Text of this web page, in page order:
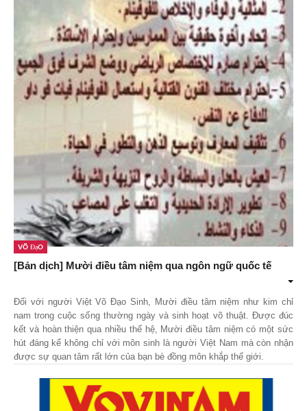
Võ Đạo
[Bản dịch] Mười điều tâm niệm qua ngôn ngữ quốc tế
Đối với người Việt Võ Đạo Sinh, Mười điều tâm niệm như kim chỉ
nam trong cuộc sống thường ngày và sinh hoạt võ thuật. Được đúc
kết và hoàn thiện qua nhiều thế hệ, Mười điều tâm niệm có một sức
hút đáng kể không chỉ với môn sinh là người Việt Nam mà còn nhận
được sự quan tâm rất lớn của bạn bè đồng môn khắp thế giới.